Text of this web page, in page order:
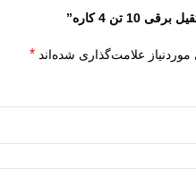
تن 4 کاره”
علامت‌گذاری شده‌اند *